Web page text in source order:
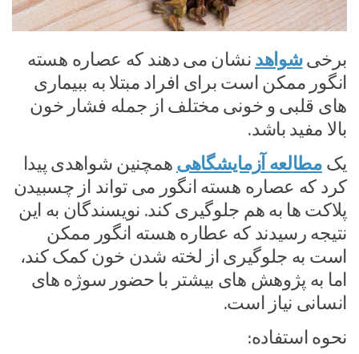
برخیشواهد نشان می دهند که عصاره هسته
انگور ممکن است برای افراد مبتلا به ببیماری
های قلبی و خونی مختلف از جمله فشار خون
بالا مفید باشد.
یکمطالعه آزمایشگاهی همچنین شواهدی پیدا
کرد که عصاره هسته انگور می تواند از چسبیدن
پلاکت ها به هم جلوگیری کند. نویسندگان به این
نتیجه رسیدند که عطاره هسته انگور ممکن
است به جلوگیری از لخته شدن خون کمک کند،
اما به پژوهش های بیشتر با حضور سوژه های
انسانی نیاز است.
نحوه استفاده: